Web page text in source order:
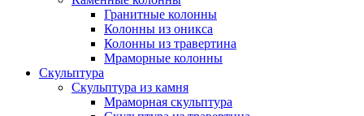
Гранитные колонны
Колонны из оникса
Колонны из травертина
Мраморные колонны
Скульптура
Скульптура из камня
Мраморная скульптура